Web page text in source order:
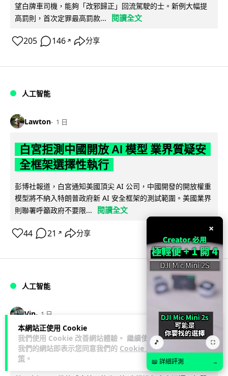
本網站正使用 Cookie
我們使用 Cookie 改善網站體驗。 繼續使用
我們的網站即表示您同意我們的 Cookie 政
策 。
望白牌車司機，能夠「改邪歸正」回流駕駛的士。新例大幅提
高罰則，首次定罪最高罰款...
閱讀全文
205 146 ↗ 分享
人工智能
Lawton 1 日
白宮拒測中國開放 AI 模型 業界質疑安
全框架選擇性執行
彭博社報道，白宮通知美國頂尖 AI 公司，中國開發的開放權重
模型將不納入特朗普政府新 AI 安全框架的測試範圍。美國業界
則聯署呼籲政府不要限...
閱讀全文
44 21 ↗ 分享
人工智能
Vin 1 日
地盤偷吸煙難逃高空法眼 勞工處出動熱
感無人機 擬加 AI 人臉識別精準執法
×
🎵 ⛶
📖 詳細評測 →